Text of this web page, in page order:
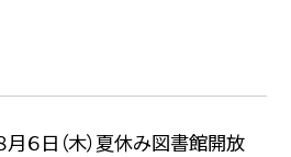
月６日（木）夏休み図書館開放